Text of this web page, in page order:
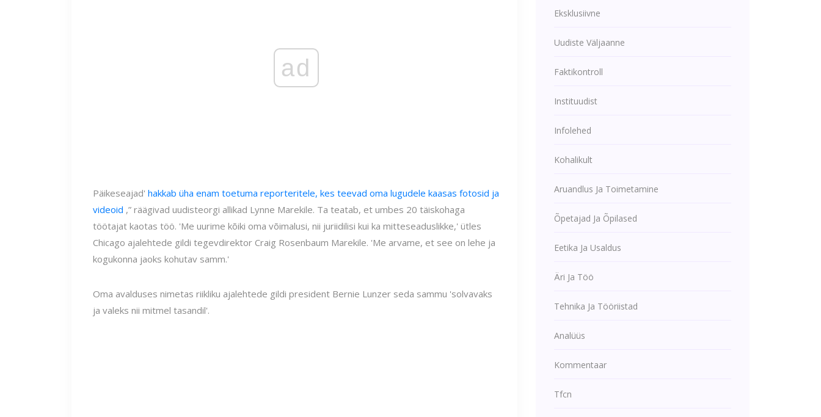
ad
Päikeseajad' hakkab üha enam toetuma reporteritele, kes teevad oma lugudele kaasas fotosid ja
videoid ,” räägivad uudisteorgi allikad Lynne Marekile. Ta teatab, et umbes 20 täiskohaga
töötajat kaotas töö. 'Me uurime kõiki oma võimalusi, nii juriidilisi kui ka mitteseaduslikke,' ütles
Chicago ajalehtede gildi tegevdirektor Craig Rosenbaum Marekile. 'Me arvame, et see on lehe ja
kogukonna jaoks kohutav samm.'
Oma avalduses nimetas riikliku ajalehtede gildi president Bernie Lunzer seda sammu 'solvavaks
ja valeks nii mitmel tasandil'.
Eksklusiivne
Uudiste Väljaanne
Faktikontroll
Instituudist
Infolehed
Kohalikult
Aruandlus Ja Toimetamine
Õpetajad Ja Õpilased
Eetika Ja Usaldus
Äri Ja Töö
Tehnika Ja Tööriistad
Analüüs
Kommentaar
Tfcn